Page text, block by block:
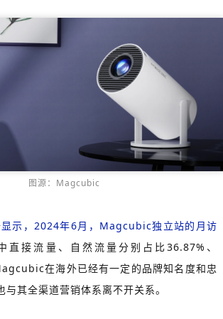
图源：Magcubic
示，2024年6月，Magcubic独立站的月访
直接流量、自然流量分别占比36.87%、
在海外已经有一定的品牌知名度和忠
其全渠道营销体系离不开关系。